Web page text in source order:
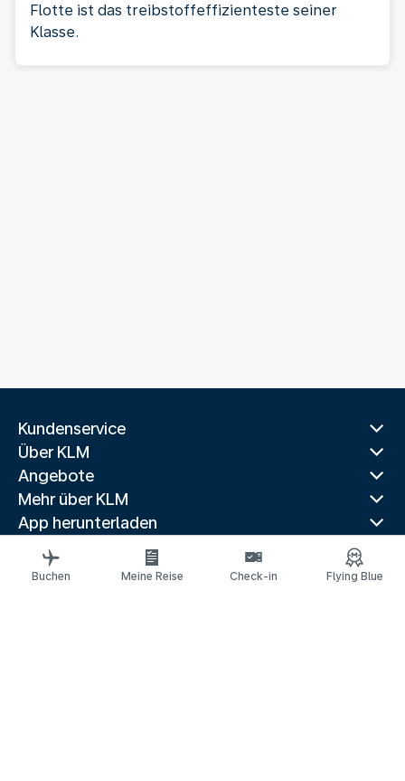
Flotte ist das treibstoffeffizienteste seiner
Klasse.
Kundenservice
Über KLM
Angebote
Mehr über KLM
App herunterladen
Verwandte Websites
Reiseführer
Buchen Meine Reise Check-in Flying Blue